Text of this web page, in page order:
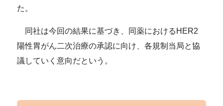
た。
同社は今回の結果に基づき、同薬におけるHER2
陽性胃がん二次治療の承認に向け、各規制当局と協
議していく意向だという。